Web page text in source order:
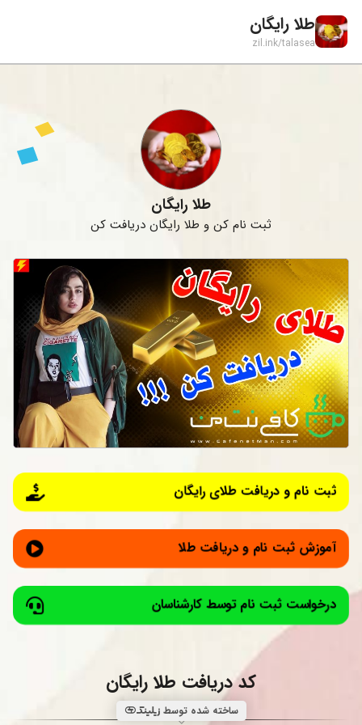
طلا رایگان
zil.ink/talasea
طلا رایگان
ثبت نام کن و طلا رایگان دریافت کن
ثبت نام و دریافت طلای رایگان
آموزش ثبت نام و دریافت طلا
درخواست ثبت نام توسط کارشناسان
کد دریافت طلا رایگان
ساخته شده توسط